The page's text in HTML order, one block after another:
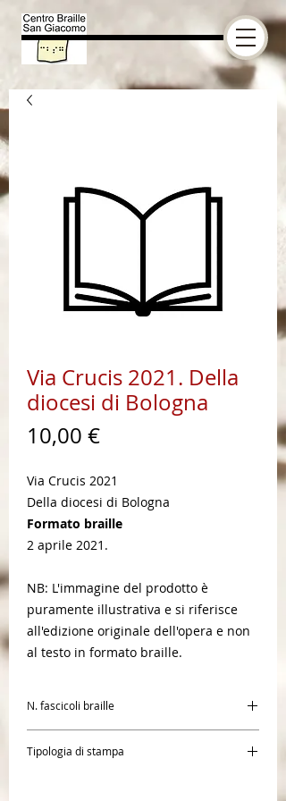
Via Crucis 2021. Della
diocesi di Bologna
10,00 €Prezzo
Via Crucis 2021
Della diocesi di Bologna
Formato braille
2 aprile 2021.
NB: L'immagine del prodotto è
puramente illustrativa e si riferisce
all'edizione originale dell'opera e non
al testo in formato braille.
N. fascicoli braille
Tipologia di stampa